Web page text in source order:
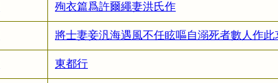
殉衣篇爲許爾繩妻洪氏作
將士妻妾汎海遇風不任眩嘔自溺死者數人作此
東都行